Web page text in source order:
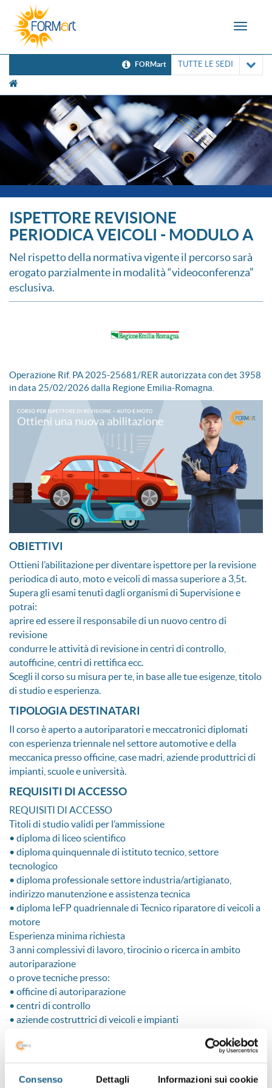
Consenso Dettagli Informazioni sui cookie
Toggle
FORMart TUTTE LE SEDI
ISPETTORE REVISIONE
PERIODICA VEICOLI - MODULO A
Nel rispetto della normativa vigente il percorso sarà
erogato parzialmente in modalità “videoconferenza”
esclusiva.
Operazione Rif. PA 2025-25681/RER autorizzata con det 3958
in data 25/02/2026 dalla Regione Emilia-Romagna.
OBIETTIVI
Ottieni l’abilitazione per diventare ispettore per la revisione
periodica di auto, moto e veicoli di massa superiore a 3,5t.
Supera gli esami tenuti dagli organismi di Supervisione e
potrai:
aprire ed essere il responsabile di un nuovo centro di
revisione
condurre le attività di revisione in centri di controllo,
autofficine, centri di rettifica ecc.
Scegli il corso su misura per te, in base alle tue esigenze, titolo
di studio e esperienza.
TIPOLOGIA DESTINATARI
Il corso è aperto a autoriparatori e meccatronici diplomati
con esperienza triennale nel settore automotive e della
meccanica presso officine, case madri, aziende produttrici di
impianti, scuole e università.
REQUISITI DI ACCESSO
REQUISITI DI ACCESSO
Titoli di studio validi per l’ammissione
• diploma di liceo scientifico
• diploma quinquennale di istituto tecnico, settore
tecnologico
• diploma professionale settore industria/artigianato,
indirizzo manutenzione e assistenza tecnica
• diploma IeFP quadriennale di Tecnico riparatore di veicoli a
motore
Esperienza minima richiesta
3 anni complessivi di lavoro, tirocinio o ricerca in ambito
autoriparazione
o prove tecniche presso:
• officine di autoriparazione
• centri di controllo
• aziende costruttrici di veicoli e impianti
Se sei in possesso di una laurea magistrale in ingegneria o una
laurea triennale in ingegneria meccanica sei esentato dalla
frequenza del modulo A.